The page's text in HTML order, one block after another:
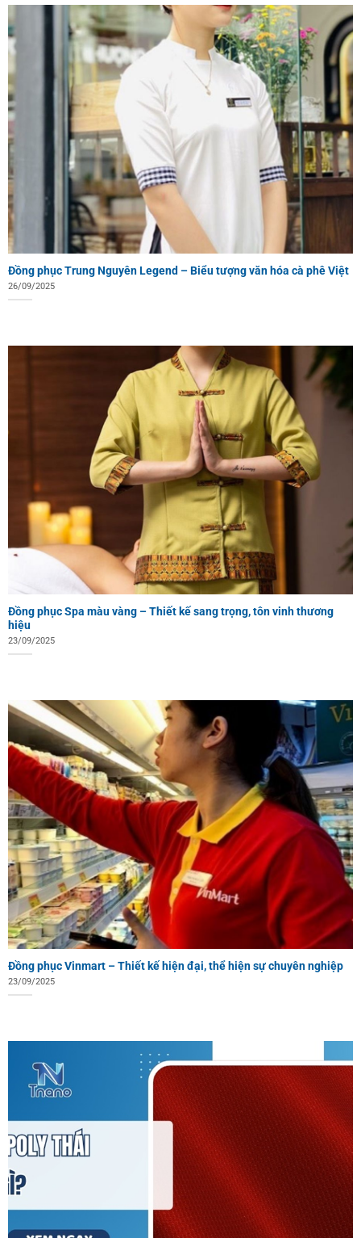
Đồng phục Trung Nguyên Legend – Biểu tượng văn hóa cà phê Việt
26/09/2025
Đồng phục Spa màu vàng – Thiết kế sang trọng, tôn vinh thương
hiệu
23/09/2025
Đồng phục Vinmart – Thiết kế hiện đại, thể hiện sự chuyên nghiệp
23/09/2025